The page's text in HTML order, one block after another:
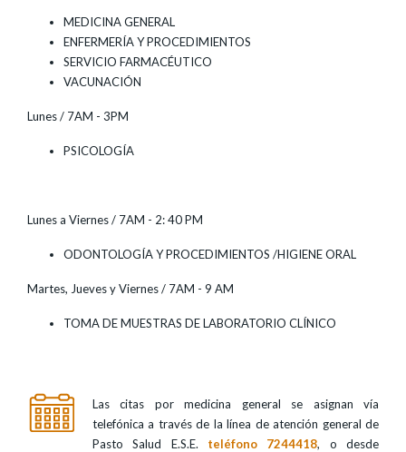
MEDICINA GENERAL
ENFERMERÍA Y PROCEDIMIENTOS
SERVICIO FARMACÉUTICO
VACUNACIÓN
Lunes / 7AM - 3PM
PSICOLOGÍA
Lunes a Viernes / 7AM - 2: 40 PM
ODONTOLOGÍA Y PROCEDIMIENTOS /HIGIENE ORAL
Martes, Jueves y Viernes / 7AM - 9 AM
TOMA DE MUESTRAS DE LABORATORIO CLÍNICO
Las citas por medicina general se asignan vía
telefónica a través de la línea de atención general de
Pasto Salud E.S.E. teléfono 7244418, o desde